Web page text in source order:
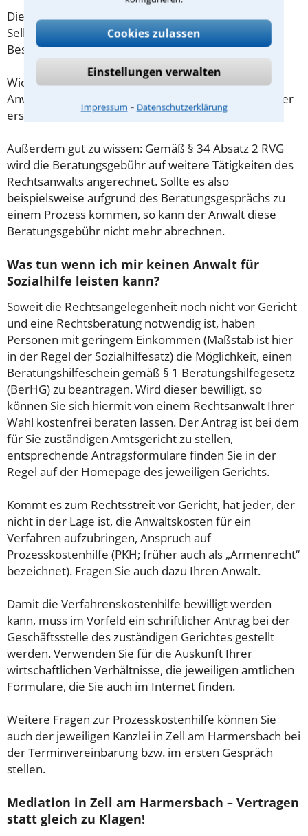
Cookies zulassen
Einstellungen verwalten
Impressum ⁃ Datenschutzerklärung
Diese Regelung gilt jedoch nur für Verbraucher. Für
Selbstständige oder Freiberufler gilt diese
Beschränkung nicht.
Wichtig daher: Klären Sie die Kostenfrage mit Ihrem
Anwalt aus Zell am Harmersbach schon zu Beginn der
ersten Beratung.
Außerdem gut zu wissen: Gemäß § 34 Absatz 2 RVG
wird die Beratungsgebühr auf weitere Tätigkeiten des
Rechtsanwalts angerechnet. Sollte es also
beispielsweise aufgrund des Beratungsgesprächs zu
einem Prozess kommen, so kann der Anwalt diese
Beratungsgebühr nicht mehr abrechnen.
Was tun wenn ich mir keinen Anwalt für
Sozialhilfe leisten kann?
Soweit die Rechtsangelegenheit noch nicht vor Gericht
und eine Rechtsberatung notwendig ist, haben
Personen mit geringem Einkommen (Maßstab ist hier
in der Regel der Sozialhilfesatz) die Möglichkeit, einen
Beratungshilfeschein gemäß § 1 Beratungshilfegesetz
(BerHG) zu beantragen. Wird dieser bewilligt, so
können Sie sich hiermit von einem Rechtsanwalt Ihrer
Wahl kostenfrei beraten lassen. Der Antrag ist bei dem
für Sie zuständigen Amtsgericht zu stellen,
entsprechende Antragsformulare finden Sie in der
Regel auf der Homepage des jeweiligen Gerichts.
Kommt es zum Rechtsstreit vor Gericht, hat jeder, der
nicht in der Lage ist, die Anwaltskosten für ein
Verfahren aufzubringen, Anspruch auf
Prozesskostenhilfe (PKH; früher auch als „Armenrecht“
bezeichnet). Fragen Sie auch dazu Ihren Anwalt.
Damit die Verfahrenskostenhilfe bewilligt werden
kann, muss im Vorfeld ein schriftlicher Antrag bei der
Geschäftsstelle des zuständigen Gerichtes gestellt
werden. Verwenden Sie für die Auskunft Ihrer
wirtschaftlichen Verhältnisse, die jeweiligen amtlichen
Formulare, die Sie auch im Internet finden.
Weitere Fragen zur Prozesskostenhilfe können Sie
auch der jeweiligen Kanzlei in Zell am Harmersbach bei
der Terminvereinbarung bzw. im ersten Gespräch
stellen.
Mediation in Zell am Harmersbach – Vertragen
statt gleich zu Klagen!